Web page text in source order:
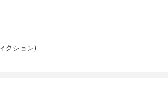
クション)